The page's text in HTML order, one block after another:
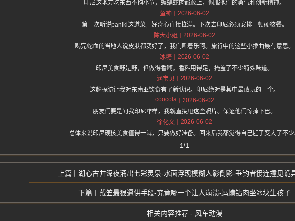
印尼这地方吃东西不拘小节，蝙蝠蛇肉都敢上，佩服他们的勇气和创新精神。
鱼神
2026-06-02
第一次听说paniki这道菜，好奇心直接拉满。下次去印尼必须安排一顿硬核餐。
陈大小姐
2026-06-02
喝完蛇血的当地人说皮肤都变好了，我们听着乐呵。旅行中的这些小插曲最有意思。
冰糖
2026-06-02
印尼美食野是野，但做得香啊。香料用得足，掩盖了不少特殊味道。
涵宝贝
2026-06-02
这趟探访让我对东南亚饮食有了新认识。印尼绝对是其中最敢玩的一个。
coocola
2026-06-02
朋友们要是问我印尼咋样，我就直接甩这些照片。保证他们惊掉下巴。
徐化文
2026-06-02
总体来说印尼硬核美食值得一试，只要做好准备。回来后我都觉得自己胆子变大了不少
1/1
湖心古井深夜涌出七彩灵泉-水面浮现模糊人影倒影-垂钓者接连撞见诡
戴笠最狠逼供手段-究竟哪一个让人崩溃-蚂蟥钻肉坐冰块生孩子
相关内容推荐 - 风车动漫